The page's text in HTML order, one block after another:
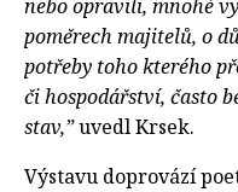
nebo opravili, mnohé
poměrech majitelů, o
potřeby toho kterého
či hospodářství, často
stav,”uvedl Krsek.
Výstavu doprovází